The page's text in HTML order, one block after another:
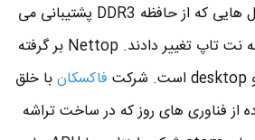
فاکسکان بعد از تولید مدل هایی که از حافظه DDR3 پشتیبانی می
کردند اسم نت باکس را به نت تاپ تغییر دادند. Nettop بر گرفته
فاکسکانبا خلق
از فناوری های روز که در ساخت تراشه